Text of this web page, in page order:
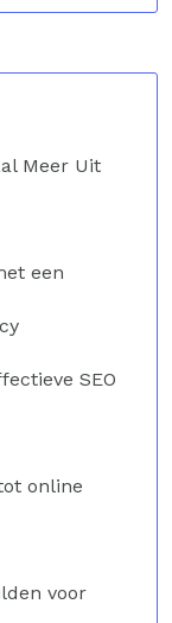
Meer Uit
een
SEO
online
voor